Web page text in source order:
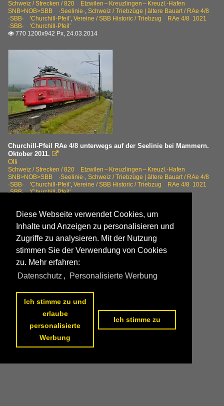
Schweiz / Strecken / 820 Etzwilen – Kreuzlingen – Kreuzl.-Hafen
SNB>NOB>SBB ·Seelinie·, Schweiz / Triebzüge | ältere Bauart / RAe 4/8
·SBB· 'Churchill-Pfeil', Vereine / SBB Historic / Triebzug RAe 4/8 1021
·SBB· 'Churchill-Pfeil'
 770 1200x942 Px, 24.03.2014
Churchill-Pfeil RAe 4/8 unterwegs auf der Seelinie bei Mammern.
Oktober 2011. 
Olli
Schweiz / Strecken / 820 Etzwilen – Kreuzlingen – Kreuzl.-Hafen
SNB>NOB>SBB ·Seelinie·, Schweiz / Triebzüge | ältere Bauart / RAe 4/8
·SBB· 'Churchill-Pfeil', Vereine / SBB Historic / Triebzug RAe 4/8 1021
·SBB· 'Churchill-Pfeil'
Diese Webseite verwendet Cookies, um
Inhalte und Anzeigen zu personalisieren und
Zugriffe zu analysieren. Mit der Nutzung
stimmen Sie der Verwendung von Cookies
zu. Mehr erfahren:
Datenschutz , Personalisierte Werbung
Ich stimme zu und
erlaube
personalisierte
Werbung
Ich stimme zu